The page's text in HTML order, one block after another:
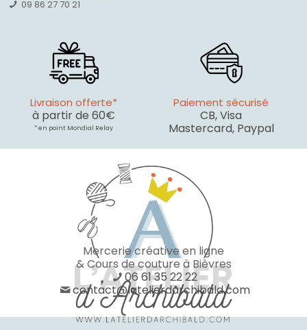
09 86 27 70 21
Livraison offerte*
à partir de 60€
* en point Mondial Relay
Paiement sécurisé
CB, Visa
Mastercard, Paypal
Mercerie créative en ligne
& Cours de couture à Bièvres
06 61 35 22 22
contact@latelierdarchibald.com